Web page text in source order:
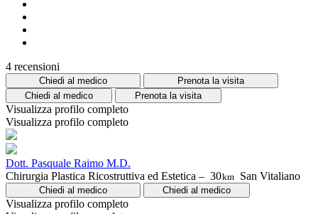
4 recensioni
Chiedi al medico
Prenota la visita
Chiedi al medico
Prenota la visita
Visualizza profilo completo
Visualizza profilo completo
Dott. Pasquale Raimo M.D.
Chirurgia Plastica Ricostruttiva ed Estetica – 30km San Vitaliano
Chiedi al medico Chiedi al medico
Visualizza profilo completo